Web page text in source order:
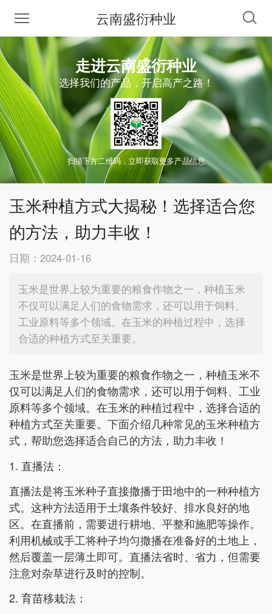
云南盛衍种业
走进云南盛衍种业
选择我们的产品，开启高产之路！
扫描下方二维码，立即获取更多产品信息
玉米种植方式大揭秘！选择适合您
的方法，助力丰收！
日期：2024-01-16
玉米是世界上较为重要的粮食作物之一，种植玉米
不仅可以满足人们的食物需求，还可以用于饲料、
工业原料等多个领域。在玉米的种植过程中，选择
合适的种植方式至关重要。
玉米是世界上较为重要的粮食作物之一，种植玉米不
仅可以满足人们的食物需求，还可以用于饲料、工业
原料等多个领域。在玉米的种植过程中，选择合适的
种植方式至关重要。下面介绍几种常见的玉米种植方
式，帮助您选择适合自己的方法，助力丰收！
1. 直播法：
直播法是将玉米种子直接撒播于田地中的一种种植方
式。这种方法适用于土壤条件较好、排水良好的地
区。在直播前，需要进行耕地、平整和施肥等操作。
利用机械或手工将种子均匀撒播在准备好的土地上，
然后覆盖一层薄土即可。直播法省时、省力，但需要
注意对杂草进行及时的控制。
2. 育苗移栽法：